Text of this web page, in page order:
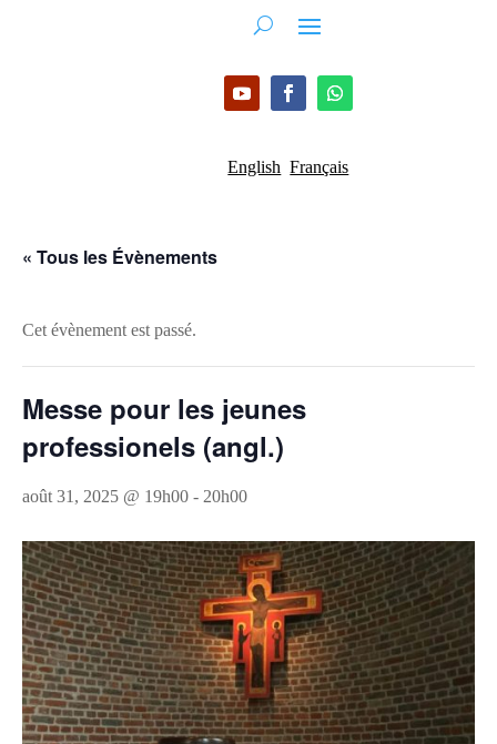
English Français
« Tous les Évènements
Cet évènement est passé.
Messe pour les jeunes
professionels (angl.)
août 31, 2025 @ 19h00 - 20h00